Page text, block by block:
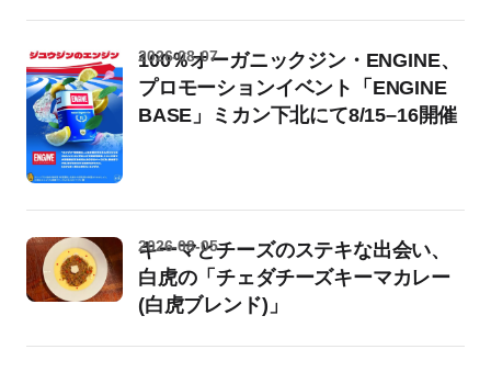
100％オーガニックジン・ENGINE、
プロモーションイベント「ENGINE
BASE」ミカン下北にて8/15–16開催
2026-08-07
キーマとチーズのステキな出会い、
白虎の「チェダチーズキーマカレー
(白虎ブレンド)」
2026-08-05